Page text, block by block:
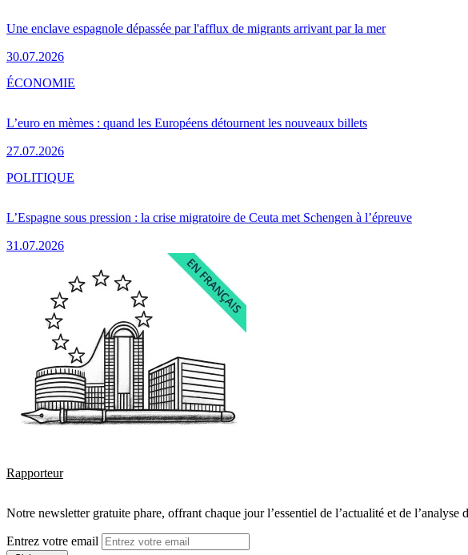
Une enclave espagnole dépassée par l'afflux de migrants arrivant par la mer
30.07.2026
L’euro en mèmes : quand les Européens détournent les nouveaux billets
27.07.2026
ÉCONOMIE
L’Espagne sous pression : la crise migratoire de Ceuta met Schengen à l’épreuve
31.07.2026
POLITIQUE
Rapporteur
Notre newsletter gratuite phare, offrant chaque jour l’essentiel de l’actualité et de
Entrez votre email